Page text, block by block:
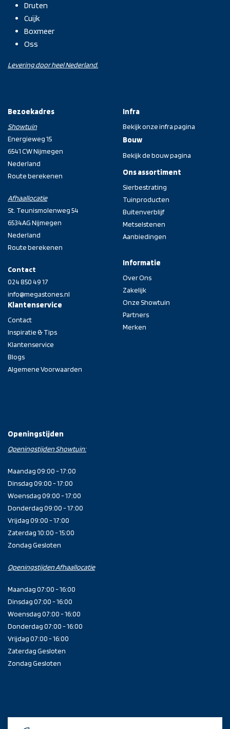
Druten
Cuijk
Boxmeer
Oss
Levering door heel Nederland.
Bezoekadres
Showtuin
Energieweg 15
6541 CW Nijmegen
Nederland
Route berekenen
Afhaallocatie
St. Teunismolenweg 54
6534AG Nijmegen
Nederland
Route berekenen
Contact
024 850 49 17
info@megastones.nl
Klantenservice
Contact
Inspiratie & Tips
Klantenservice
Blogs
Algemene Voorwaarden
Infra
Bekijk onze infra pagina
Bouw
Bekijk de bouw pagina
Ons assortiment
Sierbestrating
Tuinproducten
Buitenverblijf
Metselstenen
Aanbiedingen
Informatie
Over Ons
Zakelijk
Onze Showtuin
Partners
Merken
Openingstijden
Openingstijden Showtuin:
Maandag 09:00 - 17:00
Dinsdag 09:00 - 17:00
Woensdag 09:00 - 17:00
Donderdag 09:00 - 17:00
Vrijdag 09:00 - 17:00
Zaterdag 10:00 - 15:00
Zondag Gesloten
Openingstijden Afhaallocatie
Maandag 07:00 - 16:00
Dinsdag 07:00 - 16:00
Woensdag 07:00 - 16:00
Donderdag 07:00 - 16:00
Vrijdag 07:00 - 16:00
Zaterdag Gesloten
Zondag Gesloten